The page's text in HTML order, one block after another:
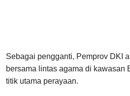
Sebagai pengganti, Pemprov DKI
bersama lintas agama di kawasan
titik utama perayaan.